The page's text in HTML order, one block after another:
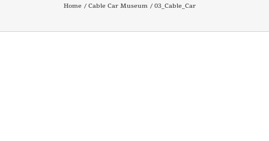
Home Cable Car Museum 03_Cable_Car